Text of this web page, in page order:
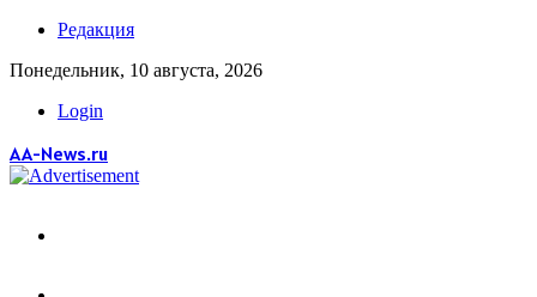
Редакция
Понедельник, 10 августа, 2026
Login
AA-News.ru